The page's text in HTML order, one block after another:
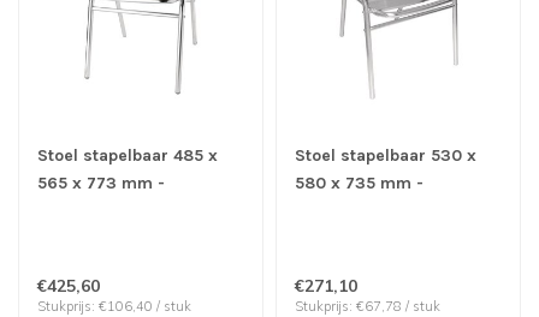
Stoel stapelbaar 485 x
565 x 773 mm -
€425,60
Stukprijs: €106,40 / stuk
Stoel stapelbaar 530 x
580 x 735 mm -
€271,10
Stukprijs: €67,78 / stuk